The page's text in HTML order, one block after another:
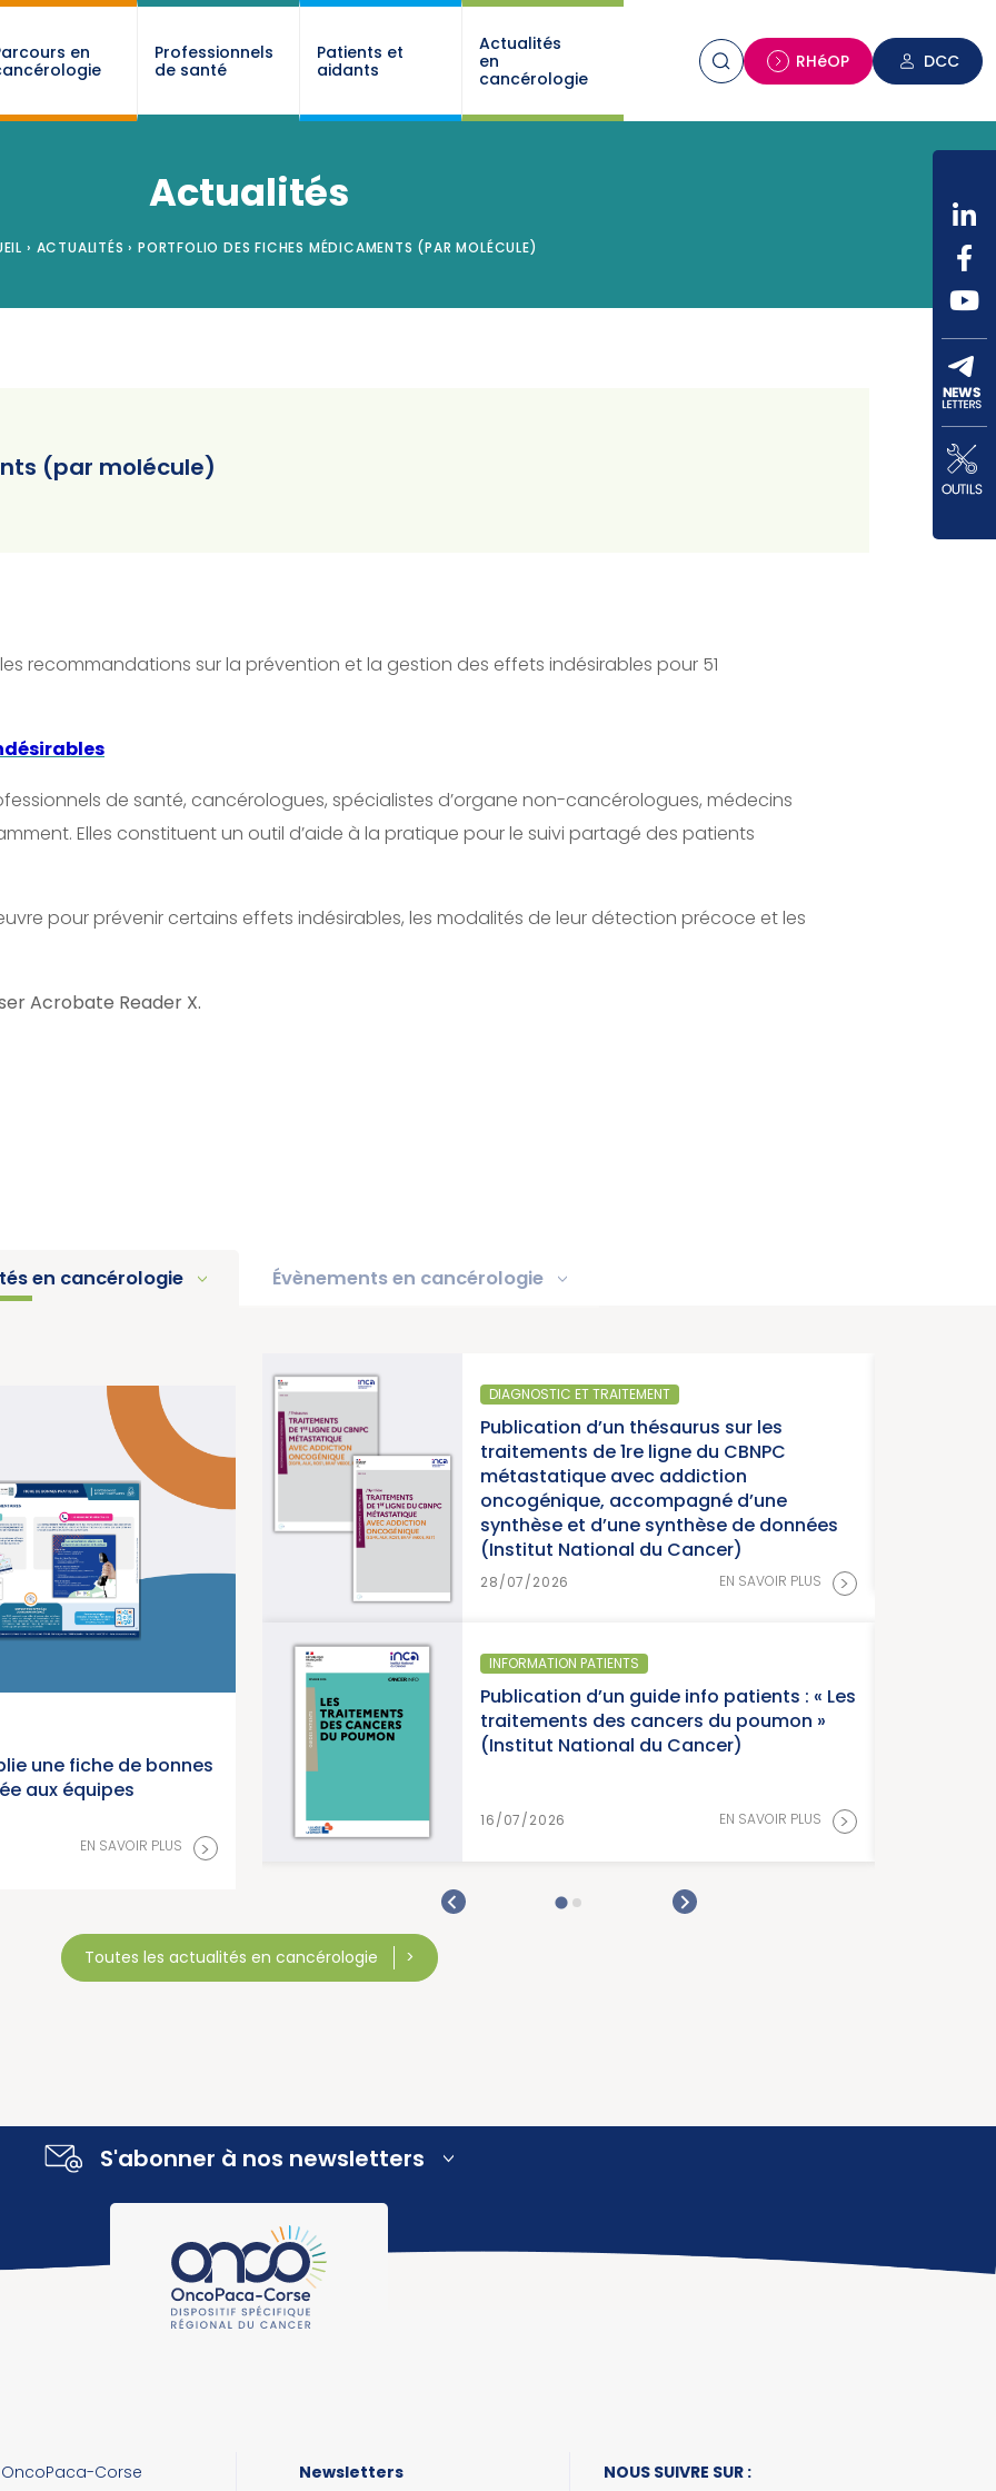
en
Professionnels
de santé
Patients et
aidants
Actualités
en
cancérologie
RHéOP DCC
Actualités
› ACTUALITÉS › PORTFOLIO DES FICHES MÉDICAMENTS (PAR MOLÉCULE)
(par molécule)
recommandations sur la prévention et la gestion des effets indésirables pour 51
de santé, cancérologues, spécialistes d’organe non-cancérologues, médecins
Elles constituent un outil d’aide à la pratique pour le suivi partagé des patients
pour prévenir certains effets indésirables, les modalités de leur détection précoce et les
Acrobate Reader X.
en cancérologie Évènements en cancérologie
une fiche de bonnes
aux équipes
EN SAVOIR PLUS >
d’activité 2025 « Une
pour la lutte contre les
National du Cancer)
EN SAVOIR PLUS
des cancers en
DIAGNOSTIC ET TRAITEMENT
Publication d’un thésaurus sur les
traitements de 1re ligne du CBNPC
métastatique avec addiction
oncogénique, accompagné d’une
synthèse et d’une synthèse de données
(Institut National du Cancer)
28/07/2026 EN SAVOIR PLUS >
INFORMATION PATIENTS
Publication d’un guide info patients : « Les
traitements des cancers du poumon »
(Institut National du Cancer)
16/07/2026 EN SAVOIR PLUS >
Toutes les actualités en cancérologie
S'abonner à nos newsletters
OncoPaca-Corse Newsletters NOUS SUIVRE SUR :